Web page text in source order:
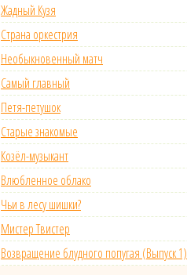
Жадный Кузя
Страна оркестрия
Необыкновенный матч
Самый главный
Петя-петушок
Старые знакомые
Козёл-музыкант
Влюбленное облако
Чьи в лесу шишки?
Мистер Твистер
Возвращение блудного попугая (Выпуск 1)